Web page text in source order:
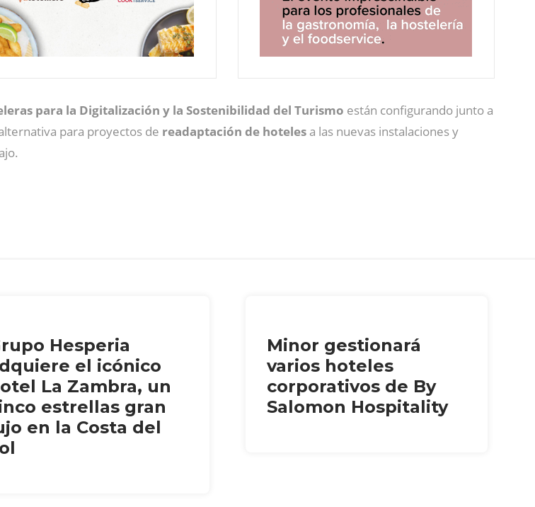
para la Digitalización y la Sostenibilidad del Turismo están configurando junto a
para proyectos de readaptación de hoteles a las nuevas instalaciones y
Hesperia
el icónico
La Zambra, un
estrellas gran
en la Costa del
Minor gestionará
varios hoteles
corporativos de By
Salomon Hospitality